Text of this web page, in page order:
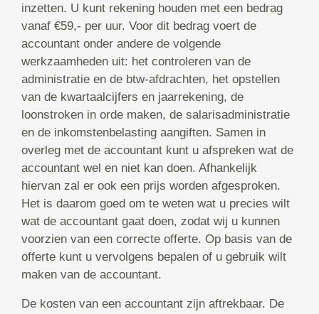
inzetten. U kunt rekening houden met een bedrag
vanaf €59,- per uur. Voor dit bedrag voert de
accountant onder andere de volgende
werkzaamheden uit: het controleren van de
administratie en de btw-afdrachten, het opstellen
van de kwartaalcijfers en jaarrekening, de
loonstroken in orde maken, de salarisadministratie
en de inkomstenbelasting aangiften. Samen in
overleg met de accountant kunt u afspreken wat de
accountant wel en niet kan doen. Afhankelijk
hiervan zal er ook een prijs worden afgesproken.
Het is daarom goed om te weten wat u precies wilt
wat de accountant gaat doen, zodat wij u kunnen
voorzien van een correcte offerte. Op basis van de
offerte kunt u vervolgens bepalen of u gebruik wilt
maken van de accountant.
De kosten van een accountant zijn aftrekbaar. De